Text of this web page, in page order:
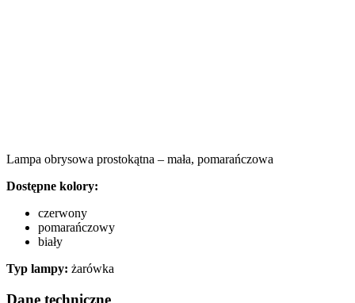
Lampa obrysowa prostokątna – mała, pomarańczowa
Dostępne kolory:
czerwony
pomarańczowy
biały
Typ lampy: żarówka
Dane techniczne